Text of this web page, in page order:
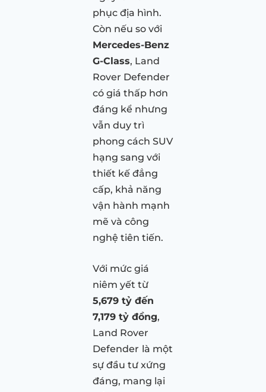
phục địa hình.
Còn nếu so với
Mercedes-Benz
G-Class, Land
Rover Defender
có giá thấp hơn
đáng kể nhưng
vẫn duy trì
phong cách SUV
hạng sang với
thiết kế đẳng
cấp, khả năng
vận hành mạnh
mẽ và công
nghệ tiên tiến.
Với mức giá
niêm yết từ
5,679 tỷ đến
7,179 tỷ đồng,
Land Rover
Defender là một
sự đầu tư xứng
đáng, mang lại